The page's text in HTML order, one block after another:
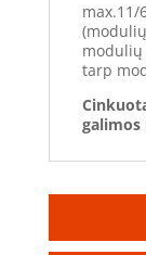
max.11/
modulių
tarp
galimos